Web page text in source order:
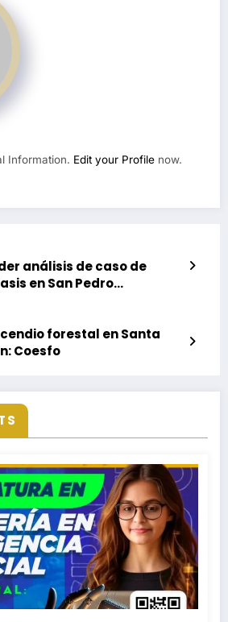
Information. Edit your Profile now.
análisis de caso de
en San Pedro
forestal en Santa
Coesfo